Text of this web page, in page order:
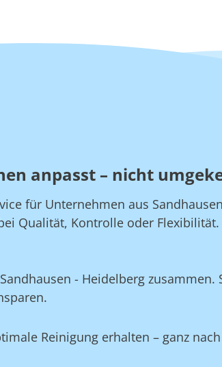
anpasst – nicht
für Unternehmen aus
Qualität, Kontrolle oder Flexibilität.
- Heidelberg
Reinigung erhalten – ganz